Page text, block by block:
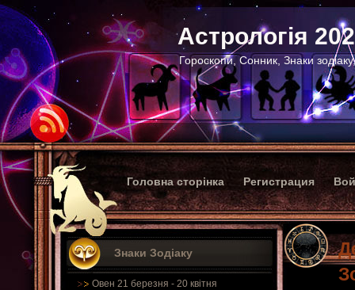
Астрологія
Гороскопи, Сонник, Знаки
Головна сторінка Регистрация
Знаки Зодіаку
Овен 21 березня - 20 квітня